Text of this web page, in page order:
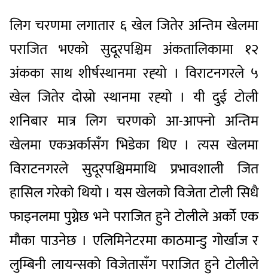
लिग चरणमा लगातार ६ खेल जितेर अन्तिम खेलमा
पराजित भएको सुदूरपश्चिम अंकतालिकामा १२
अंकका साथ शीर्षस्थानमा रह्‍यो । विराटनगरले ५
खेल जितेर दोस्रो स्थानमा रह्‍यो । यी दुई टोली
शनिबार मात्र लिग चरणको आ-आफ्नो अन्तिम
खेलमा एकअर्कासँग भिडेका थिए । त्यस खेलमा
विराटनगरले सुदूरपश्चिममाथि प्रभावशाली जित
हासिल गरेको थियो । यस खेलको विजेता टोली सिधै
फाइनलमा पुग्नेछ भने पराजित हुने टोलीले अर्को एक
मौका पाउनेछ । एलिमिनेटरमा काठमान्डु गोर्खाज र
लुम्बिनी लायन्सको विजेतासँग पराजित हुने टोलीले